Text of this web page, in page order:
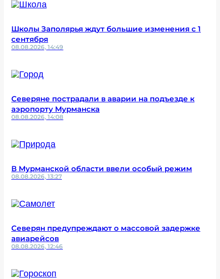
Школы Заполярья ждут большие изменения с 1
сентября
08.08.2026, 14:49
Северяне пострадали в аварии на подъезде к
аэропорту Мурманска
08.08.2026, 14:08
В Мурманской области ввели особый режим
08.08.2026, 13:27
Северян предупреждают о массовой задержке
авиарейсов
08.08.2026, 12:46